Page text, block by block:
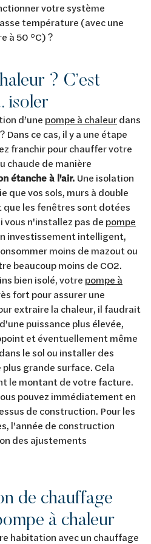
votre système
température (avec une
à 50 °C) ?
? C’est
isoler
d’une pompe à chaleurdans
ce cas, il y a une étape
franchir pour chauffer votre
chaude de manière
étanche à l'air. Une isolation
que vos sols, murs à double
les fenêtres sont dotées
vous n'installez pas de pompe
investissement intelligent,
moins de mazout ou
beaucoup moins de CO2.
bien isolé, votre pompe à
fort pour assurer une
extraire la chaleur, il faudrait
puissance plus élevée,
et éventuellement même
le sol ou installer des
grande surface. Cela
le montant de votre facture.
pouvez immédiatement en
de construction. Pour les
l'année de construction
des ajustements
de chauffage
à chaleur
habitation avec un chauffage